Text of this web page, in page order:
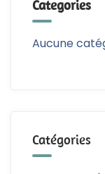
Categories
Aucune
Catégories